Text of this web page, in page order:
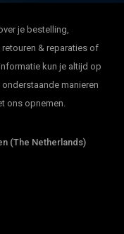
je bestelling,
retouren & reparaties of
kun je altijd op
onderstaande manieren
ons opnemen.
(The Netherlands)